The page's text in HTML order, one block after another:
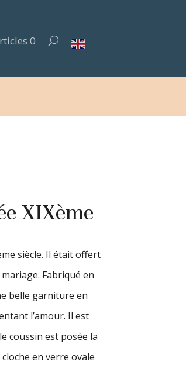
0
XIXème
siècle. Il était offert
Fabriqué en
belle garniture en
l’amour. Il est
coussin est posée la
en verre ovale